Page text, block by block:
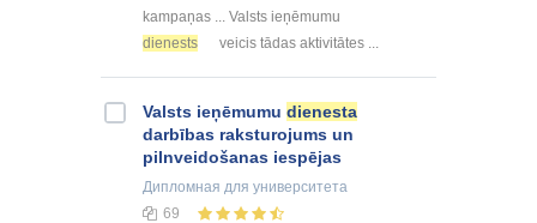
kampaņas ... Valsts ieņēmumu
dienests
veicis tādas aktivitātes ...
Valsts ieņēmumu dienesta
darbības raksturojums un
pilnveidošanas iespējas
Дипломная для университета
69